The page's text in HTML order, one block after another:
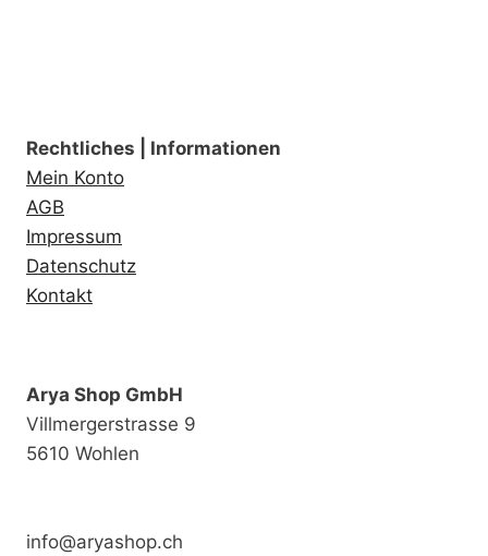
Rechtliches | Informationen
Mein Konto
AGB
Impressum
Datenschutz
Kontakt
Arya Shop GmbH
Villmergerstrasse 9
5610 Wohlen
info@aryashop.ch